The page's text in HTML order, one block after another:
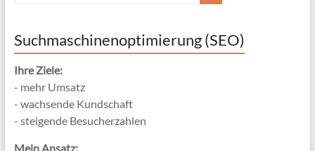
Suchmaschinenoptimierung (SEO)
Ihre Ziele:
- mehr Umsatz
- wachsende Kundschaft
- steigende Besucherzahlen
Mein Ansatz: